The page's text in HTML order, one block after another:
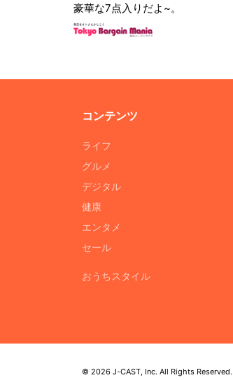
豪華な7点入りだよ~。
コンテンツ
ライフ
グルメ
デジタル
健康
エンタメ
セール
おうちスタイル
© 2026 J-CAST, Inc. All Rights Reserved.